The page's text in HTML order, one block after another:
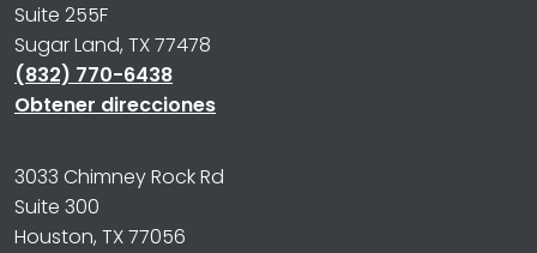
Suite 255F
Sugar Land, TX 77478
(832) 770-6438
Obtener direcciones
3033 Chimney Rock Rd
Suite 300
Houston, TX 77056